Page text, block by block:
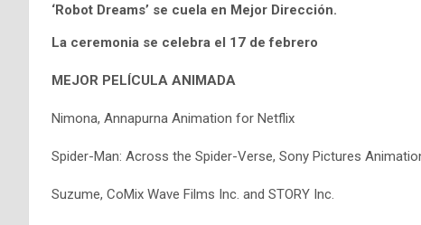
‘Robot Dreams’ se cuela en Mejor Dirección.
La ceremonia se celebra el 17 de febrero
MEJOR PELÍCULA ANIMADA
Nimona, Annapurna Animation for Netflix
Spider-Man: Across the Spider-Verse, Sony Pictures
Suzume, CoMix Wave Films Inc. and STORY Inc.